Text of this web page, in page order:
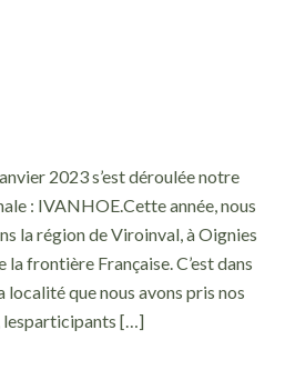
2023 s’est déroulée notre
: IVANHOE.Cette année, nous
la région de Viroinval, à Oignies
la frontière Française. C’est dans
localité que nous avons pris nos
lesparticipants […]